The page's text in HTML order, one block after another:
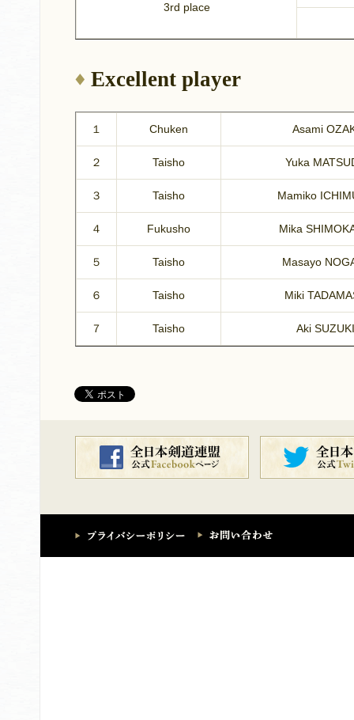
3rd place
Excellent player
１ Chuken Asami
２ Taisho Yuka
３ Taisho Mamiko
４ Fukusho Mika
５ Taisho Masayo
６ Taisho Miki
７ Taisho Aki SUZUKI